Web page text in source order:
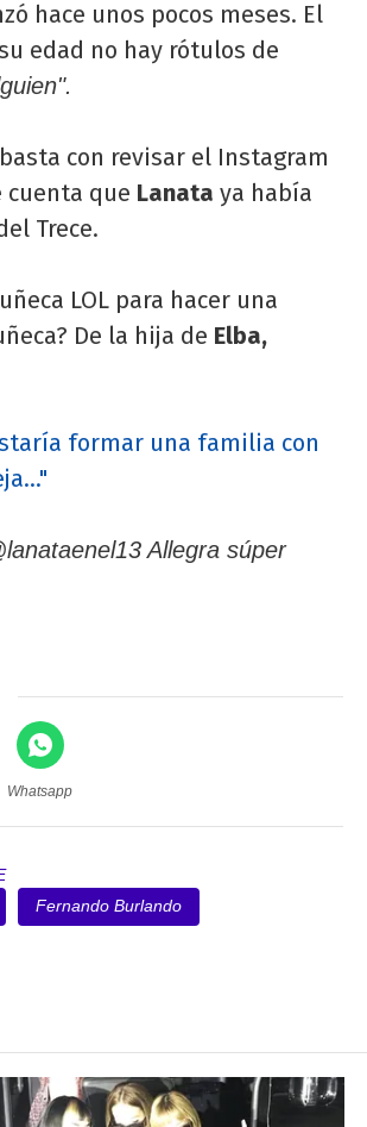
hace unos pocos meses. El
edad no hay rótulos de
con revisar el Instagram
cuenta que Lanata ya había
Trece.
LOL para hacer una
De la hija de Elba,
formar una familia con
Allegra súper
Whatsapp
Fernando Burlando